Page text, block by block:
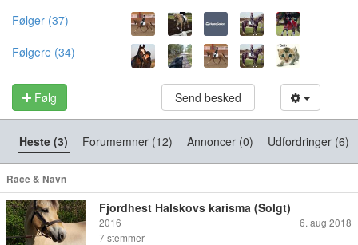
Følger (37)
Følgere (34)
Følg Send besked
Heste (3) Forumemner (12) Annoncer (0) Udfordringer (6)
Race & Navn
Fjordhest Halskovs karisma (Solgt)
2016
6. aug 2018
7 stemmer